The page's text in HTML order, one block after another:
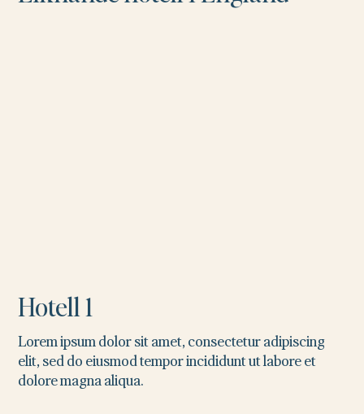
Hotell 1
Lorem ipsum dolor sit amet, consectetur adipiscing
elit, sed do eiusmod tempor incididunt ut labore et
dolore magna aliqua.